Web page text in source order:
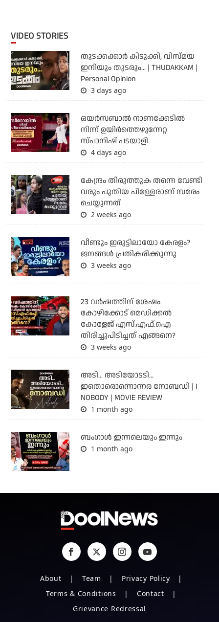
VIDEO STORIES
തുടക്കക്കാര്‍ കിടുക്കി, വിസ്മയ
ഇനിയും തുടരും... | THUDAKKAM |
Personal Opinion
3 days ago
ഒയര്‍സബാൽ നാണക്കേടിൽ
നിന്ന് ഉയിർത്തെഴുന്നേറ്റ
സ്പാനിഷ് പടയാളി
4 days ago
കേന്ദ്രം തിരുത്തുക തന്നെ വേണ്ടി
വരും പുതിയ പിള്ളേരാണ് സമരം
ചെയ്യുന്നത്
2 weeks ago
വീണ്ടും ഇരുട്ടിലായോ കേരളം?
ജനങ്ങൾ പ്രതികരിക്കുന്നു
3 weeks ago
23 വർഷത്തിന് ശേഷം
കോഴിക്കോട് മെഡിക്കൽ
കോളേജ് എസ്.എഫ്.ഐ
തിരിച്ചുപിടിച്ചത് എങ്ങനെ?
3 weeks ago
അടി... അടിയോടടി...
ഇതൊരൊന്നൊന്നര നോബഡി | I
NOBODY | MOVIE REVIEW
1 month ago
ബംഗാള്‍ ഇന്നലെയും ഇന്നും
1 month ago
About Team
Privacy Policy
Terms & Conditions
Contact
Grievance Redressal